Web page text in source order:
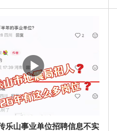
乐山事业单位招聘信息不实